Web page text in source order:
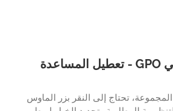
البرنامج التعليمي GPO - تعطيل المساعدة
تحتاج إلى النقر بزر الماوس